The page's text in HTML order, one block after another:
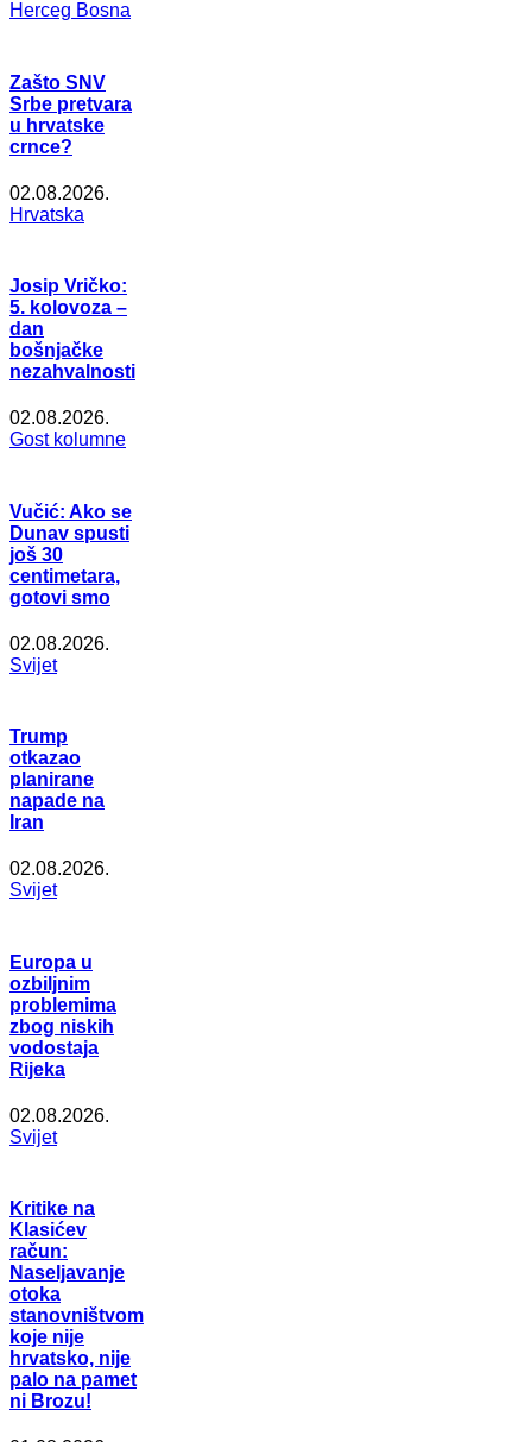
Herceg Bosna
Zašto SNV
Srbe pretvara
u hrvatske
crnce?
02.08.2026.
Hrvatska
Josip Vričko:
5. kolovoza –
dan
bošnjačke
nezahvalnosti
02.08.2026.
Gost kolumne
Vučić: Ako se
Dunav spusti
još 30
centimetara,
gotovi smo
02.08.2026.
Svijet
Trump
otkazao
planirane
napade na
Iran
02.08.2026.
Svijet
Europa u
ozbiljnim
problemima
zbog niskih
vodostaja
Rijeka
02.08.2026.
Svijet
Kritike na
Klasićev
račun:
Naseljavanje
otoka
stanovništvom
koje nije
hrvatsko, nije
palo na pamet
ni Brozu!